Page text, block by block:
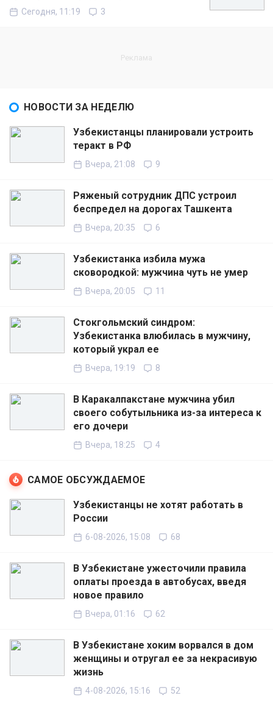
Сегодня, 11:19 3
НОВОСТИ ЗА НЕДЕЛЮ
Узбекистанцы планировали устроить
теракт в РФ
Вчера, 21:08 9
Ряженый сотрудник ДПС устроил
беспредел на дорогах Ташкента
Вчера, 20:35 6
Узбекистанка избила мужа
сковородкой: мужчина чуть не умер
Вчера, 20:05 11
Стокгольмский синдром:
Узбекистанка влюбилась в мужчину,
который украл ее
Вчера, 19:19 8
В Каракалпакстане мужчина убил
своего собутыльника из-за интереса к
его дочери
Вчера, 18:25 4
САМОЕ ОБСУЖДАЕМОЕ
Узбекистанцы не хотят работать в
России
6-08-2026, 15:08 68
В Узбекистане ужесточили правила
оплаты проезда в автобусах, введя
новое правило
Вчера, 01:16 62
В Узбекистане хоким ворвался в дом
женщины и отругал ее за некрасивую
жизнь
4-08-2026, 15:16 52